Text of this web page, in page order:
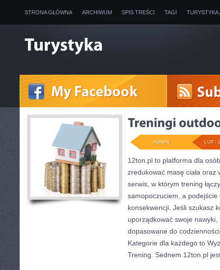
STRONA GŁÓWNA ARCHIWUM SPIS TREŚCI TAGI
LUT -
ADMIN
12ton.pl to platforma dla
zredukować masę ciała oraz
serwis, w którym trening
samopoczuciem, a
konsekwencji. Jeśli szukasz
uporządkować swoje
dopasowane do
Kategorie dla każdego to
Trening. Sednem 12ton.pl